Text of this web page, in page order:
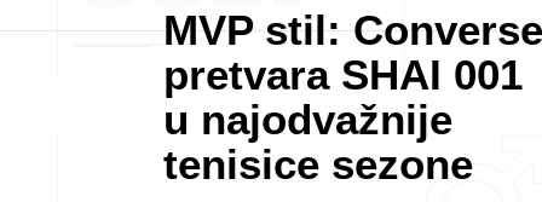
MVP stil: Converse
pretvara SHAI 001
u najodvažnije
tenisice sezone